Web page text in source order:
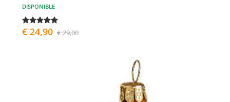
DISPONIBLE
€ 24,90 € 29,00